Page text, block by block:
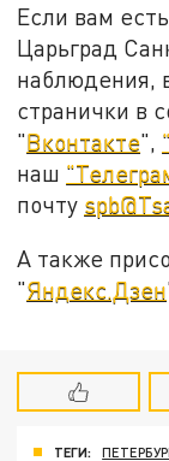
Если вам
Царьград
наблюдения,
странички в
"Вконтакте",
наш
почту
А также
"Яндекс.Дзен
ТЕГИ: